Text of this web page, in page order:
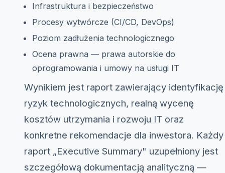
Infrastruktura i bezpieczeństwo
Procesy wytwórcze (CI/CD, DevOps)
Poziom zadłużenia technologicznego
Ocena prawna — prawa autorskie do
oprogramowania i umowy na usługi IT
Wynikiem jest raport zawierający identyfikację
ryzyk technologicznych, realną wycenę
kosztów utrzymania i rozwoju IT oraz
konkretne rekomendacje dla inwestora. Każdy
raport „Executive Summary" uzupełniony jest
szczegółową dokumentacją analityczną —